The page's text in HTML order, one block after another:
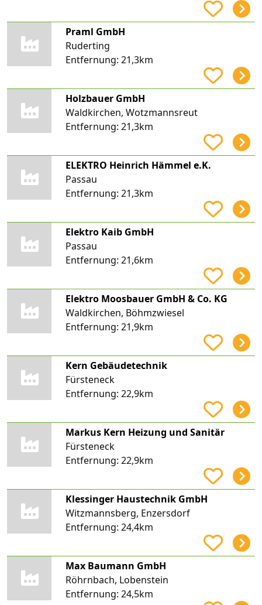
Praml GmbH
Ruderting
Entfernung: 21,3km
Holzbauer GmbH
Waldkirchen, Wotzmannsreut
Entfernung: 21,3km
ELEKTRO Heinrich Hämmel e.K.
Passau
Entfernung: 21,3km
Elektro Kaib GmbH
Passau
Entfernung: 21,6km
Elektro Moosbauer GmbH & Co. KG
Waldkirchen, Böhmzwiesel
Entfernung: 21,9km
Kern Gebäudetechnik
Fürsteneck
Entfernung: 22,9km
Markus Kern Heizung und Sanitär
Fürsteneck
Entfernung: 22,9km
Klessinger Haustechnik GmbH
Witzmannsberg, Enzersdorf
Entfernung: 24,4km
Max Baumann GmbH
Röhrnbach, Lobenstein
Entfernung: 24,5km